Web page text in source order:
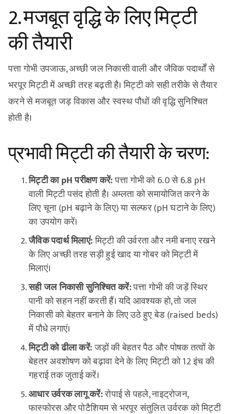
2. मजबूत वृद्धि के लिए मिट्टी
की तैयारी
पत्ता गोभी उपजाऊ, अच्छी जल निकासी वाली और जैविक पदार्थों से
भरपूर मिट्टी में अच्छी तरह बढ़ती है। मिट्टी को सही तरीके से तैयार
करने से मजबूत जड़ विकास और स्वस्थ पौधों की वृद्धि सुनिश्चित
होती है।
प्रभावी मिट्टी की तैयारी के चरण:
मिट्टी का pH परीक्षण करें:पत्ता गोभी को 6.0 से 6.8 pH
वाली मिट्टी पसंद होती है। अम्लता को समायोजित करने के
लिए चूना (pH बढ़ाने के लिए) या सल्फर (pH घटाने के लिए)
का उपयोग करें।
जैविक पदार्थ मिलाएं:मिट्टी की उर्वरता और नमी बनाए रखने
के लिए अच्छी तरह सड़ी हुई खाद या गोबर को मिट्टी में
मिलाएं।
सही जल निकासी सुनिश्चित करें:पत्ता गोभी की जड़ें स्थिर
पानी को सहन नहीं करती हैं। यदि आवश्यक हो, तो जल
निकासी को बेहतर बनाने के लिए उठे हुए बेड (raised beds)
में पौधे लगाएं।
मिट्टी को ढीला करें:जड़ों की बेहतर पैठ और पोषक तत्वों के
बेहतर अवशोषण को बढ़ावा देने के लिए मिट्टी को 12 इंच की
गहराई तक जुताई करें।
आधार उर्वरक लागू करें:रोपाई से पहले, नाइट्रोजन,
फास्फोरस और पोटैशियम से भरपूर संतुलित उर्वरक को मिट्टी